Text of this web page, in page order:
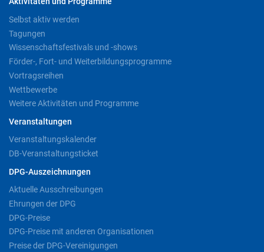
Selbst aktiv werden
Tagungen
Wissenschaftsfestivals und -shows
Förder-, Fort- und Weiterbildungsprogramme
Vortragsreihen
Wettbewerbe
Weitere Aktivitäten und Programme
Veranstaltungen
Veranstaltungskalender
DB-Veranstaltungsticket
DPG-Auszeichnungen
Aktuelle Ausschreibungen
Ehrungen der DPG
DPG-Preise
DPG-Preise mit anderen Organisationen
Preise der DPG-Vereinigungen